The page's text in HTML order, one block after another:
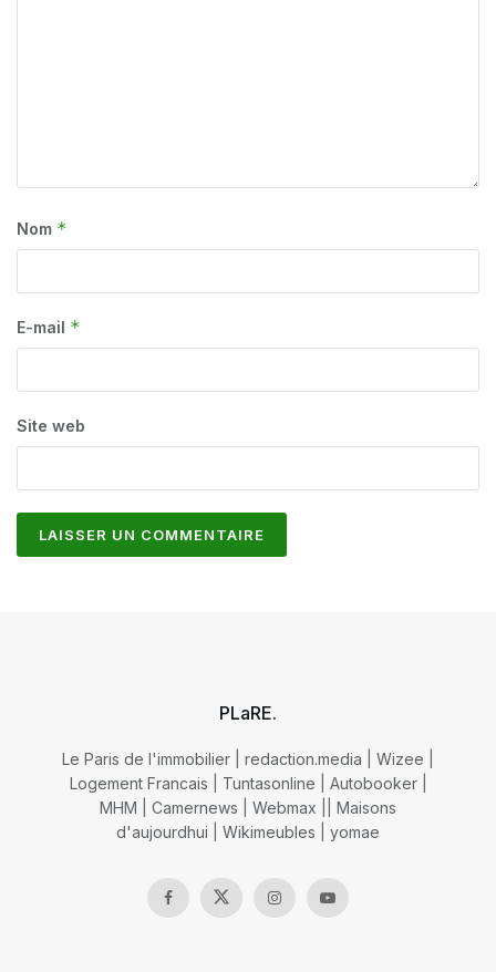
Nom *
E-mail *
Site web
PLaRE.
Le Paris de l'immobilier redaction.media Wizee
Logement Francais
Tuntasonline Autobooker|
MHM
Camernews Webmax
Maisons
d'aujourdhui
Wikimeubles yomae